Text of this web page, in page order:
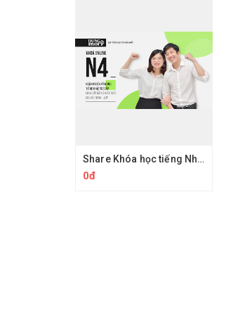
Share Khóa học tiếng Nhật N4 Dungmori - Hướng dẫn học JLPT tiếng nhật online
0đ